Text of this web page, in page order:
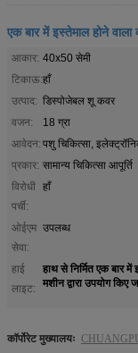
एक बार में इस्तेमाल होने
आकार: 40x50 सेमी
टिकाऊ:हाँ
उत्पाद: डिस्पोजेबल शू कवर
वजन:
18 ग्रा
आवेदन: पशु चिकित्सा,
प्रकार: सामान्य चिकित्सा आपूर्ति
विरोधी
पर्ची:
हाँ
ओईएम
सेवा:
उपलब्ध
हाई
लाइट:
हाथ से निर्मित एक बार
मशीन द्वारा उपयोग
कॉर्पोरेट मुख्यालयः